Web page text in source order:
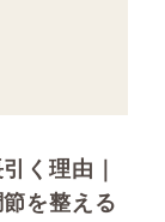
く理由｜
を整える